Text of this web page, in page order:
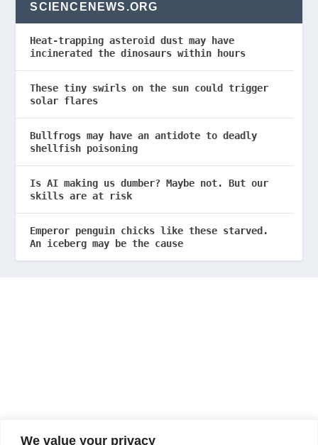
We value your privacy
SCIENCENEWS.ORG
Heat-trapping asteroid dust may have
incinerated the dinosaurs within hours
These tiny swirls on the sun could trigger
solar flares
Bullfrogs may have an antidote to deadly
shellfish poisoning
Is AI making us dumber? Maybe not. But our
skills are at risk
Emperor penguin chicks like these starved.
An iceberg may be the cause